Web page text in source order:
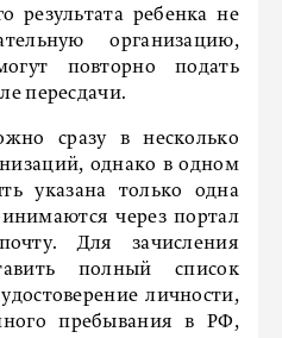
результата ребенка не
организацию,
повторно подать
пересдачи.
сразу в несколько
однако в одном
указана только одна
через портал
Для зачисления
полный список
личности,
пребывания в РФ,